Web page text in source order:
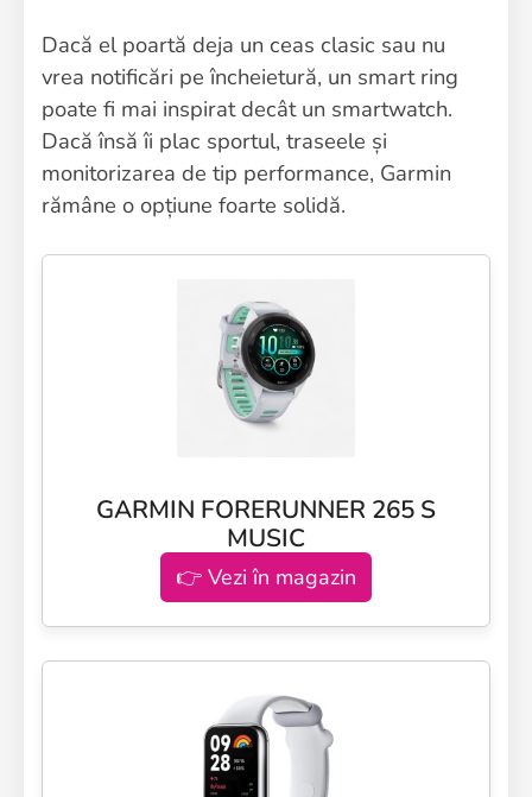
Dacă el poartă deja un ceas clasic sau nu
vrea notificări pe încheietură, un smart ring
poate fi mai inspirat decât un smartwatch.
Dacă însă îi plac sportul, traseele și
monitorizarea de tip performance, Garmin
rămâne o opțiune foarte solidă.
GARMIN FORERUNNER 265 S
MUSIC
👉 Vezi în magazin